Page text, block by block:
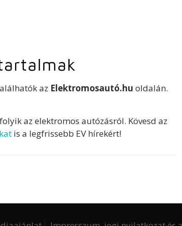
az Elektromosautó.hu oldalán.
az elektromos autózásról. Kövesd az
is a legfrissebb EV hírekért!